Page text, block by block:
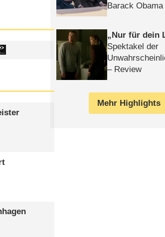
Barack
Nur für dein
Spektakel der
– Review
Mehr Highlights